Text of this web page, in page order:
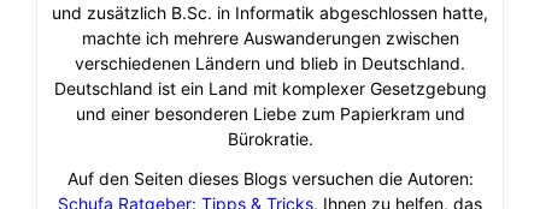
und zusätzlich B.Sc. in Informatik abgeschlossen hatte,
machte ich mehrere Auswanderungen zwischen
verschiedenen Ländern und blieb in Deutschland.
Deutschland ist ein Land mit komplexer Gesetzgebung
und einer besonderen Liebe zum Papierkram und
Bürokratie.
Auf den Seiten dieses Blogs versuchen die Autoren:
Schufa Ratgeber: Tipps & Tricks, Ihnen zu helfen, das